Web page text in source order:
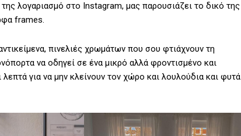
λογαριασμό στο Instagram, μας παρουσιάζει το δικό της
frames.
πινελιές χρωμάτων που σου φτιάχνουν τη
να οδηγεί σε ένα μικρό αλλά φροντισμένο και
για να μην κλείνουν τον χώρο και λουλούδια και φυτά